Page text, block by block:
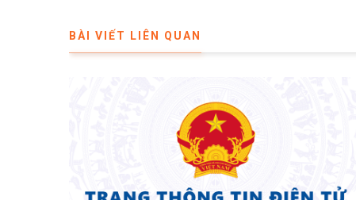
BÀI VIẾT LIÊN QUAN